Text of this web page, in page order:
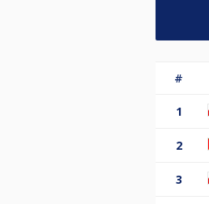
#
1
2
3